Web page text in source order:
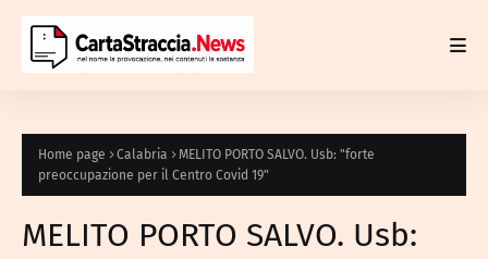
Home page Calabria
MELITO PORTO SALVO. Usb: "forte
preoccupazione per il Centro Covid 19"
MELITO PORTO SALVO. Usb: